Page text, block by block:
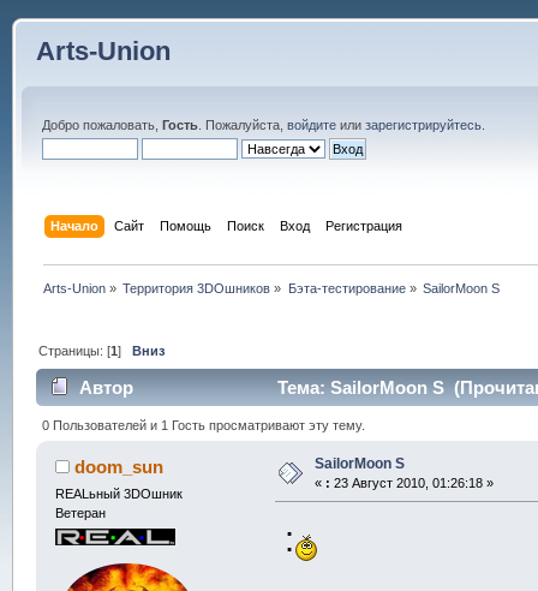
Arts-Union
Добро пожаловать, Гость. Пожалуйста, войдитеили зарегистрируйтесь.
Начало Сайт Помощь Поиск Вход Регистрация
Arts-Union » Территория 3DOшников » Бэта-тестирование» SailorMoon S
Страницы: [1]Вниз
Автор Тема: SailorMoon S
0 Пользователей и 1 Гость просматривают эту тему.
doom_sun
REALьный 3DOшник
Ветеран
SailorMoon S
« : 23 Август 2010, 01:26:18 »
: